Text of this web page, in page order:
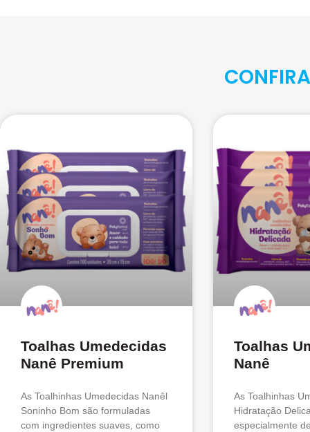
Toalhas Umedecidas
Nanê Premium
As Toalhinhas Umedecidas Nanêl
Soninho Bom são formuladas
com ingredientes suaves, como
Toalhas
Nanê
As Toalhinhas
Hidratação
especialmente